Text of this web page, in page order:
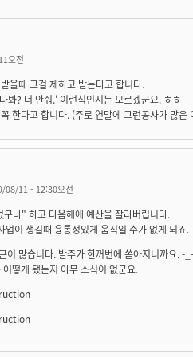
오전
을때 그걸 제하고 받는다고 합니다.
봐? 더 안줘.' 이런식인지는 모르겠군요. ㅎㅎ
한다고 합니다. (주로 연말에 그런공사가 많은
08/11 - 12:30오전
나" 하고 다음해에 예산을 잘라버립니다.
이 생길때 융통성있게 움직일 수가 없게 되죠.
이 많습니다. 발주가 한꺼번에 쏟아지니까요. -
떻게 됐는지 아무 소식이 없군요.